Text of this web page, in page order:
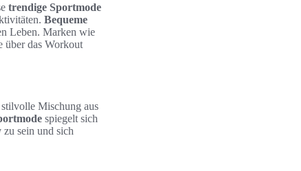
trendige Sportmode
Bequeme
Leben. Marken wie
über das Workout
Mischung aus
spiegelt sich
zu sein und sich